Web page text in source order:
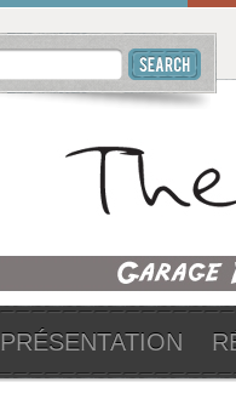
PRÉSENTATION